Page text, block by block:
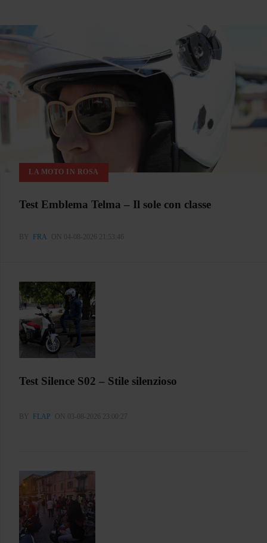
LA MOTO IN ROSA
Test Emblema Telma – Il sole con classe
BY FRA ON 04-08-2026 21:53:46
Test Silence S02 – Stile silenzioso
BY FLAP ON 03-08-2026 23:00:27